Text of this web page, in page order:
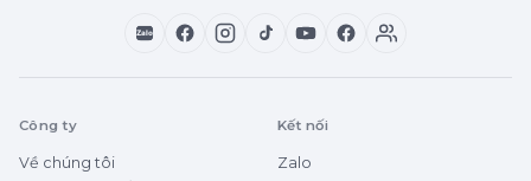
Zalo
Công ty
Về chúng tôi
Kết nối
Zalo